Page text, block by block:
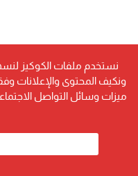
كعازف في أوركسترا
نستخدم ملفات الكوكيز
ونكيف المحتوى والإعلانات
ميزات وسائل التواصل